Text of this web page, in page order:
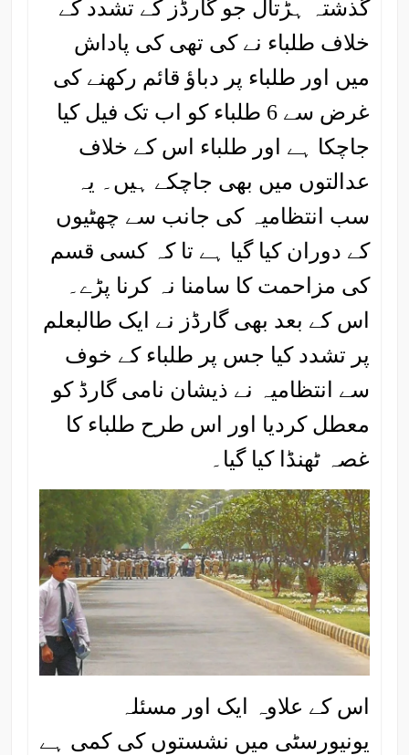
گذشتہ ہڑتال جو گارڈز کے تشدد کے
خلاف طلباء نے کی تھی کی پاداش
میں اور طلباء پر دباؤ قائم رکھنے کی
غرض سے 6 طلباء کو اب تک فیل کیا
جاچکا ہے اور طلباء اس کے خلاف
عدالتوں میں بھی جاچکے ہیں۔ یہ
سب انتظامیہ کی جانب سے چھٹیوں
کے دوران کیا گیا ہے تا کہ کسی قسم
کی مزاحمت کا سامنا نہ کرنا پڑے۔
اس کے بعد بھی گارڈز نے ایک طالبعلم
پر تشدد کیا جس پر طلباء کے خوف
سے انتظامیہ نے ذیشان نامی گارڈ کو
معطل کردیا اور اس طرح طلباء کا
غصہ ٹھنڈا کیا گیا۔
اس کے علاوہ ایک اور مسئلہ
یونیورسٹی میں نشستوں کی کمی ہے